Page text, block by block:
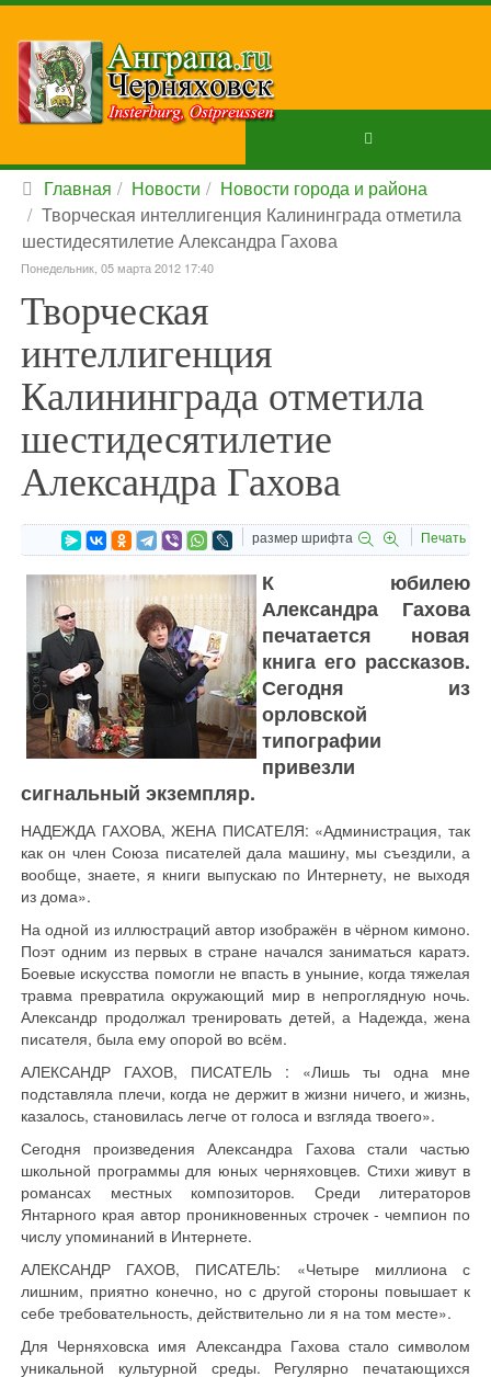
Главная Новости
Новости города и района
Творческая интеллигенция Калининграда отметила
шестидесятилетие Александра Гахова
Понедельник, 05 марта 2012 17:40
Творческая
интеллигенция
Калининграда отметила
шестидесятилетие
Александра Гахова
размер шрифта Печать
К юбилею
Александра Гахова
печатается новая
книга его рассказов.
Сегодня из
орловской
типографии
привезли
сигнальный экземпляр.
НАДЕЖДА ГАХОВА, ЖЕНА ПИСАТЕЛЯ: «Администрация, так
как он член Союза писателей дала машину, мы съездили, а
вообще, знаете, я книги выпускаю по Интернету, не выходя
из дома».
На одной из иллюстраций автор изображён в чёрном кимоно.
Поэт одним из первых в стране начался заниматься каратэ.
Боевые искусства помогли не впасть в уныние, когда тяжелая
травма превратила окружающий мир в непроглядную ночь.
Александр продолжал тренировать детей, а Надежда, жена
писателя, была ему опорой во всём.
АЛЕКСАНДР ГАХОВ, ПИСАТЕЛЬ : «Лишь ты одна мне
подставляла плечи, когда не держит в жизни ничего, и жизнь,
казалось, становилась легче от голоса и взгляда твоего».
Сегодня произведения Александра Гахова стали частью
школьной программы для юных черняховцев. Стихи живут в
романсах местных композиторов. Среди литераторов
Янтарного края автор проникновенных строчек - чемпион по
числу упоминаний в Интернете.
АЛЕКСАНДР ГАХОВ, ПИСАТЕЛЬ: «Четыре миллиона с
лишним, приятно конечно, но с другой стороны повышает к
себе требовательность, действительно ли я на том месте».
Для Черняховска имя Александра Гахова стало символом
уникальной культурной среды. Регулярно печатающихся